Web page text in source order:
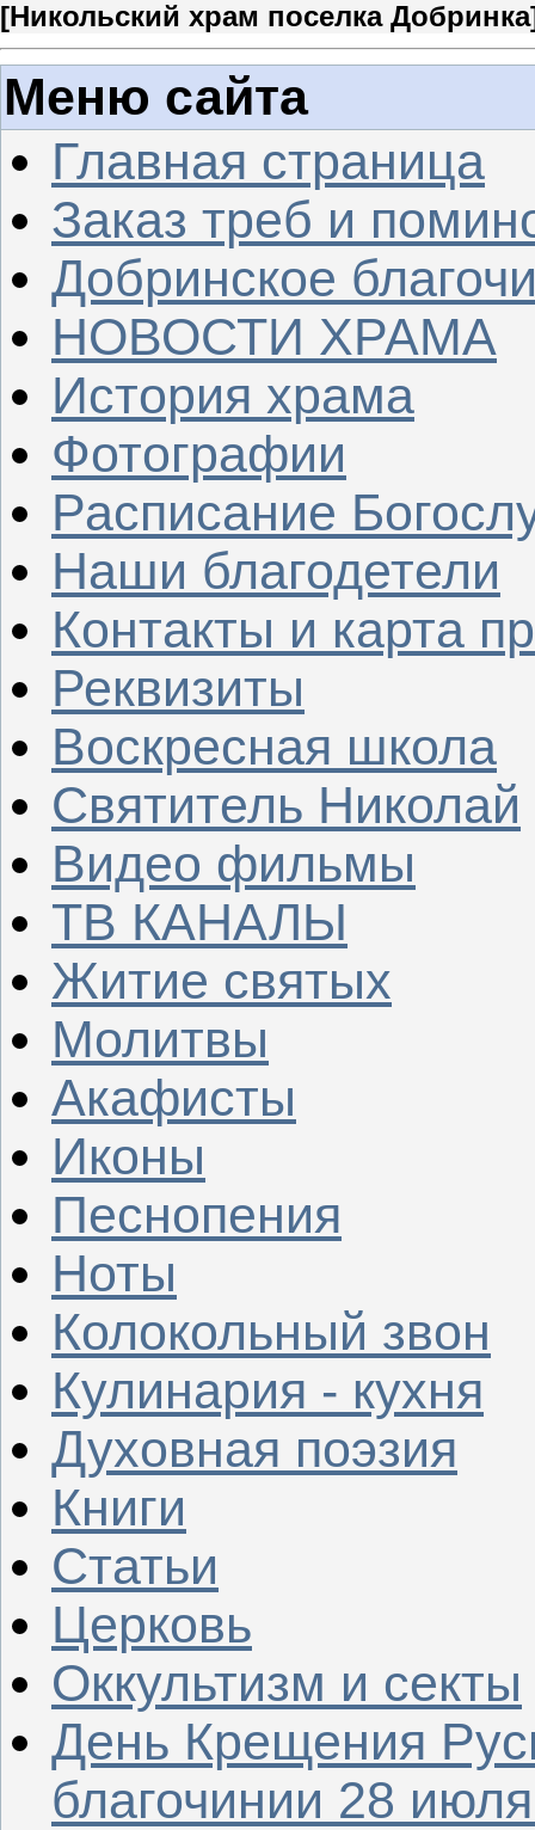
[Никольский храм поселка Добринка
Меню сайта
Главная страница
Заказ треб и
Добринское
НОВОСТИ ХРАМА
История храма
Фотографии
Расписание
Наши благодетели
Контакты и карта
Реквизиты
Воскресная школа
Святитель Николай
Видео фильмы
ТВ КАНАЛЫ
Житие святых
Молитвы
Акафисты
Иконы
Песнопения
Ноты
Колокольный звон
Кулинария - кухня
Духовная поэзия
Книги
Статьи
Церковь
Оккультизм и секты
День Крещения
благочинии 28